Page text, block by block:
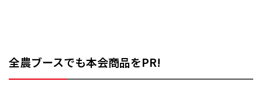
全農ブースでも本会商品をPR!